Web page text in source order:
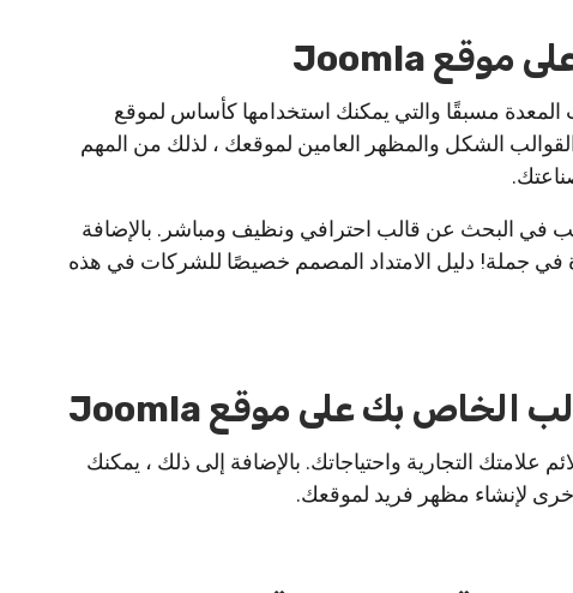
مسبقًا والتي يمكنك استخدامها كأساس لموقع
الشكل والمظهر العامين لموقعك ، لذلك من المهم
في البحث عن قالب احترافي ونظيف ومباشر. بالإضافة
في جملة! دليل الامتداد المصمم خصيصًا للشركات في هذه
علامتك التجارية واحتياجاتك. بالإضافة إلى ذلك ، يمكنك
لإنشاء مظهر فريد لموقعك.